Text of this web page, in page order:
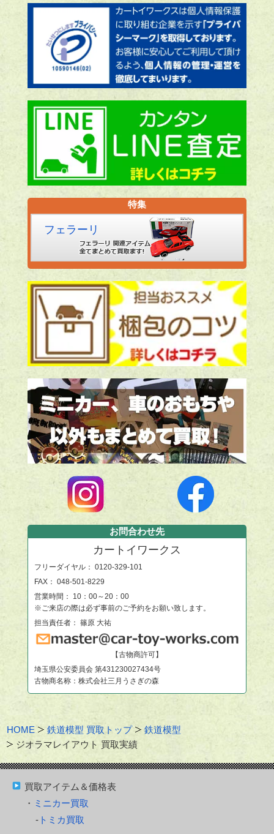
特集
フェラーリ
お問合わせ先
カートイワークス
フリーダイヤル： 0120-329-101
FAX： 048-501-8229
営業時間： 10：00～20：00
※ご来店の際は必ず事前のご予約をお願い致します。
担当責任者： 篠原 大祐
【古物商許可】
埼玉県公安委員会 第431230027434号
古物商名称：株式会社三月うさぎの森
HOME 鉄道模型 買取トップ
鉄道模型
ジオラマレイアウト 買取実績
買取アイテム＆価格表
ミニカー買取
トミカ買取